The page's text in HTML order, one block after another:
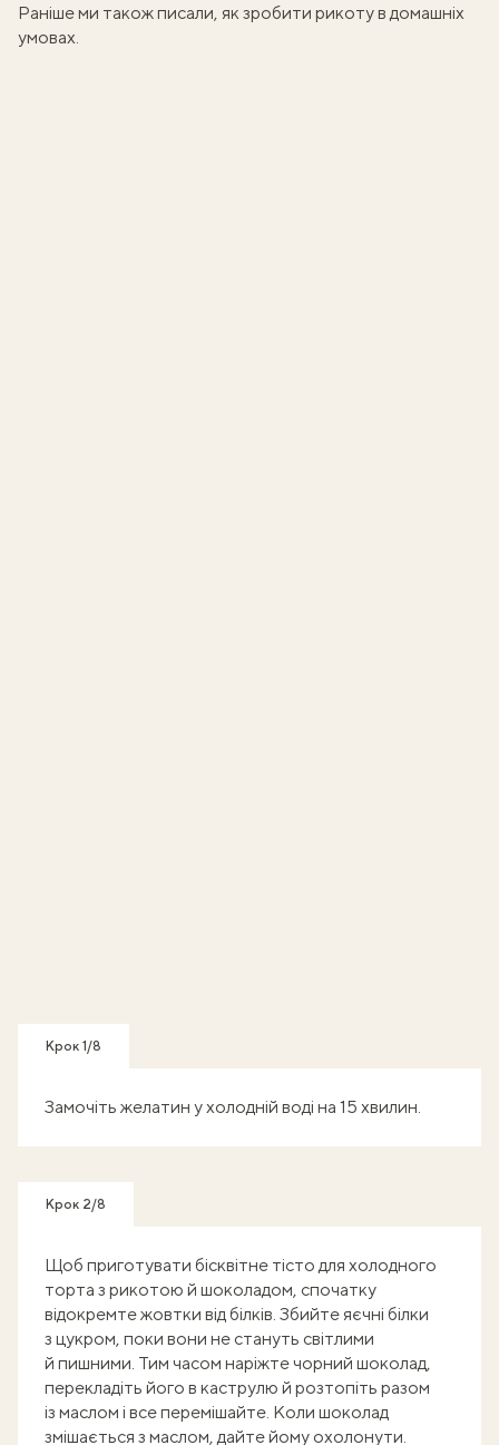
Раніше ми також писали, як зробити рикоту в домашніх
умовах.
Крок 1/8
Замочіть желатин у холодній воді на 15 хвилин.
Крок 2/8
Щоб приготувати бісквітне тісто для холодного
торта з рикотою й шоколадом, спочатку
відокремте жовтки від білків. Збийте яєчні білки
з цукром, поки вони не стануть світлими
й пишними. Тим часом наріжте чорний шоколад,
перекладіть його в каструлю й розтопіть разом
із маслом і все перемішайте. Коли шоколад
змішається з маслом, дайте йому охолонути.